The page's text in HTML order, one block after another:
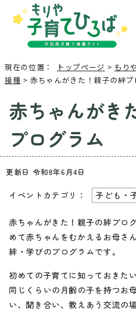
現在の位置： トップページ > もり
接種 > 赤ちゃんがきた！親子の絆プ
赤ちゃんがき
プログラム
更新日 令和8年6月4日
イベントカテゴリ： 子ども・
赤ちゃんがきた！親子の絆プロ
めて赤ちゃんをむかえるお母さ
絆・学びのプログラムです。
初めての子育てに知っておきた
同じくらいの月齢の子を持つお
い、聞き合い、教えあう交流の